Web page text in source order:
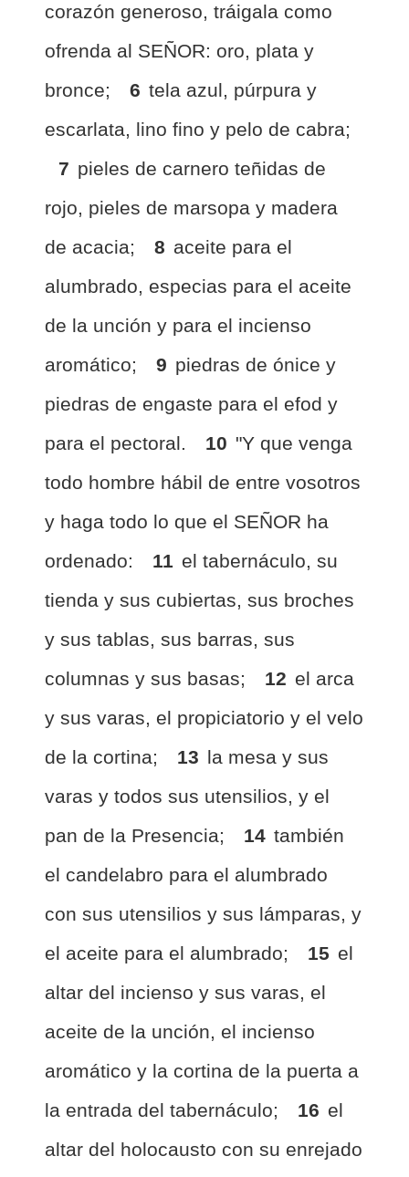
corazón generoso, tráigala como
ofrenda al SEÑOR: oro, plata y
bronce;
6 tela azul, púrpura y
escarlata, lino fino y pelo de cabra;
7 pieles de carnero teñidas de
rojo, pieles de marsopa y madera
de acacia;
8 aceite para el
alumbrado, especias para el aceite
de la unción y para el incienso
aromático;
9 piedras de ónice y
piedras de engaste para el efod y
para el pectoral.
10 "Y que venga
todo hombre hábil de entre vosotros
y haga todo lo que el SEÑOR ha
ordenado:
11 el tabernáculo, su
tienda y sus cubiertas, sus broches
y sus tablas, sus barras, sus
columnas y sus basas;
12 el arca
y sus varas, el propiciatorio y el velo
de la cortina;
13 la mesa y sus
varas y todos sus utensilios, y el
pan de la Presencia;
14 también
el candelabro para el alumbrado
con sus utensilios y sus lámparas, y
el aceite para el alumbrado;
15 el
altar del incienso y sus varas, el
aceite de la unción, el incienso
aromático y la cortina de la puerta a
la entrada del tabernáculo;
16 el
altar del holocausto con su enrejado